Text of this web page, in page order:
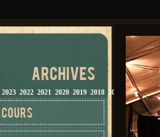
2023 2022 2021 2020 2019 2018 2017 2016 2015